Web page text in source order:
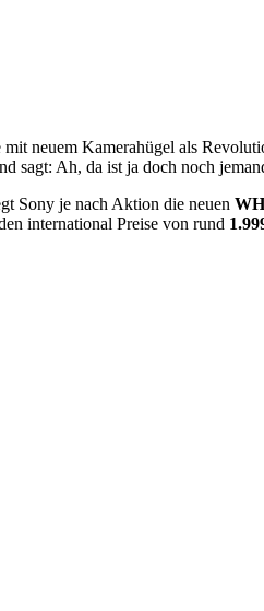
neuem Kamerahügel als
sagt: Ah, da ist ja doch noch
Sony je nach Aktion die neuen
international Preise von rund